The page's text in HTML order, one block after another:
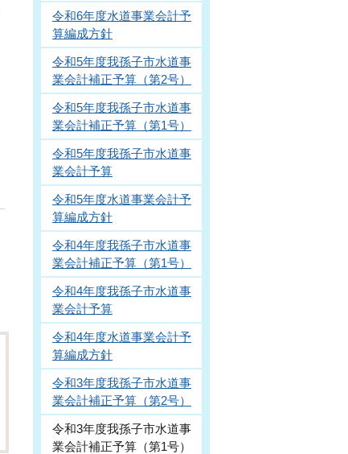
令和6年度水道事業会計予
算編成方針
令和5年度我孫子市水道事
業会計補正予算（第2号）
令和5年度我孫子市水道事
業会計補正予算（第1号）
令和5年度我孫子市水道事
業会計予算
令和5年度水道事業会計予
算編成方針
令和4年度我孫子市水道事
業会計補正予算（第1号）
令和4年度我孫子市水道事
業会計予算
令和4年度水道事業会計予
算編成方針
令和3年度我孫子市水道事
業会計補正予算（第2号）
令和3年度我孫子市水道事
業会計補正予算（第1号）